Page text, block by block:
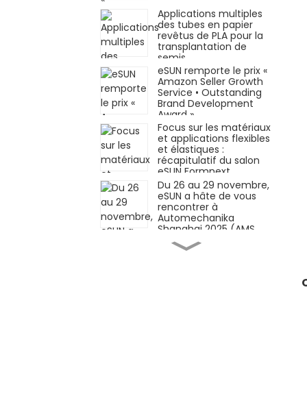
Applications multiples
des tubes en papier
revêtus de PLA pour la
transplantation de
semis
eSUN remporte le prix «
Amazon Seller Growth
Service • Outstanding
Brand Development
Award »
Focus sur les matériaux
et applications flexibles
et élastiques :
récapitulatif du salon
eSUN Formnext
Germany !
Du 26 au 29 novembre,
eSUN a hâte de vous
rencontrer à
Automechanika
Shanghai 2025 (AMS
2025)
Matériaux innovants ×
Applications innovantes